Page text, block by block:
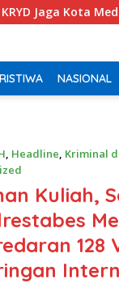
Tetap
NASIONAL
, Headline, Kriminal
Kuliah,
128